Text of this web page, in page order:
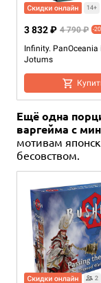
14+
Infinity. PanOceania
Jotums
3 832 ₽ 4 790 ₽ -
14+ Eng
Warcrow. The Song
Dormant – Bundle
20 980 ₽ 23 470 ₽
14+ Eng
Warcrow: Beyond
the Dormant
6 990 ₽
Ещё одна
варгейма с
мотивам
бесовством.
2